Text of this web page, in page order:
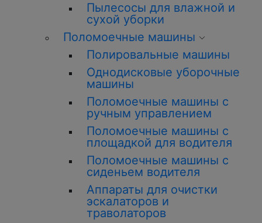
Пылесосы для влажной и
сухой уборки
Поломоечные машины
Полировальные машины
Однодисковые уборочные
машины
Поломоечные машины с
ручным управлением
Поломоечные машины с
площадкой для водителя
Поломоечные машины с
сиденьем водителя
Аппараты для очистки
эскалаторов и
траволаторов